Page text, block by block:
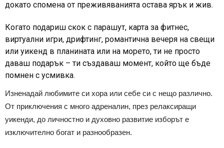
докато спомена от преживяванията остава ярък и жив.
Когато подариш скок с парашут, карта за фитнес,
виртуални игри, дрифтинг, романтична вечеря на свещи
или уикенд в планината или на морето, ти не просто
даваш подарък – ти създаваш момент, който ще бъде
помнен с усмивка.
Изненадай любимите си хора или себе си с нещо различно.
От приключения с много адреналин, през релаксиращи
уикенди, до личностно и духовно развитие изборът е
изключително богат и разнообразен.